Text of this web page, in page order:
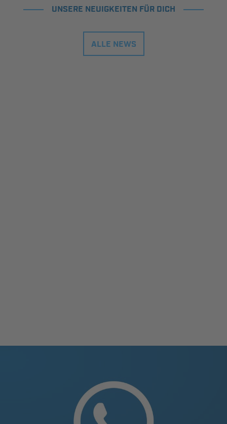
UNSERE NEUIGKEITEN FÜR DICH
ALLE NEWS